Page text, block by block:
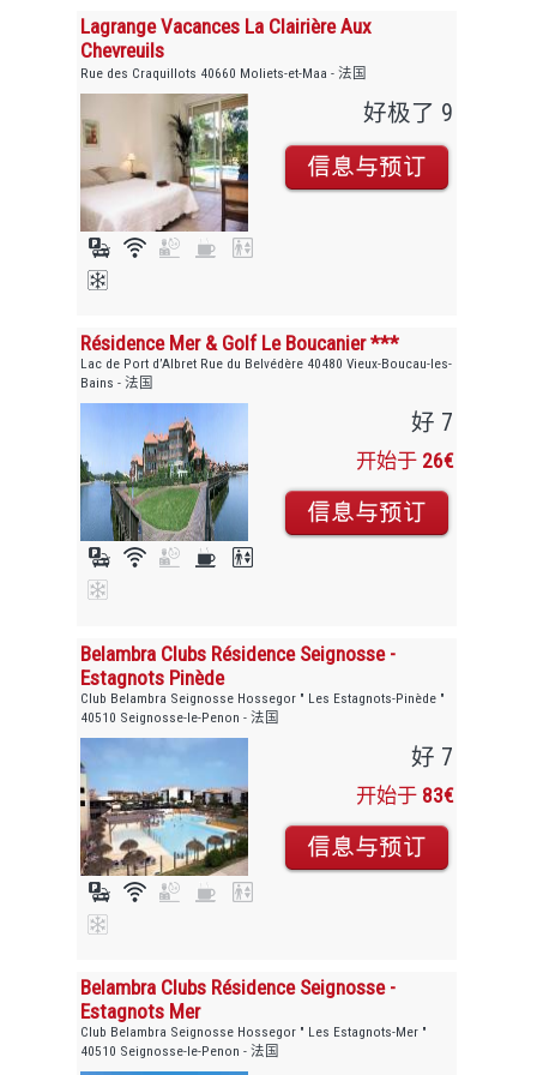
Lagrange Vacances La Clairière Aux
Chevreuils
Rue des Craquillots 40660 Moliets-et-Maa - 法国
好极了 9
Résidence Mer & Golf Le Boucanier ***
Lac de Port d’Albret Rue du Belvédère 40480 Vieux-Boucau-les-
Bains - 法国
好 7
开始于 26€
Belambra Clubs Résidence Seignosse -
Estagnots Pinède
Club Belambra Seignosse Hossegor " Les Estagnots-Pinède "
40510 Seignosse-le-Penon - 法国
好 7
开始于 83€
Belambra Clubs Résidence Seignosse -
Estagnots Mer
Club Belambra Seignosse Hossegor " Les Estagnots-Mer "
40510 Seignosse-le-Penon - 法国